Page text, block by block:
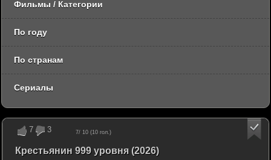
7 3 7/ 10 (10 гол.)
Крестьянин 999 уровня (2026)
Фильмы / Категории
По году
По странам
Сериалы